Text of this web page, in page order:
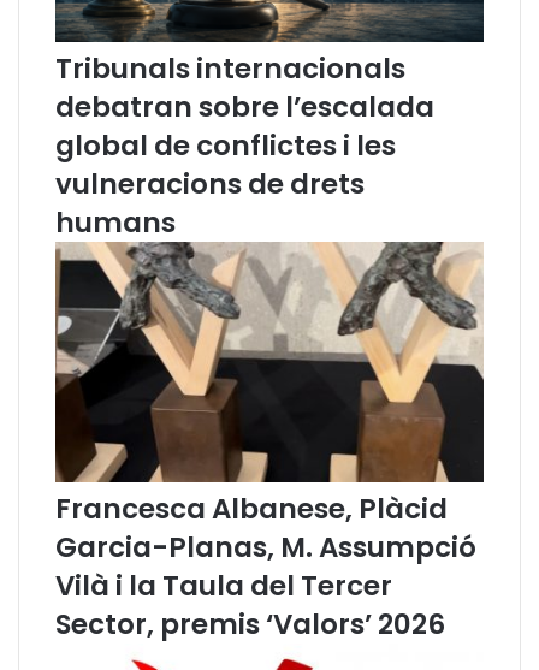
l
a
C
m
s
i
ó
d
L
l
e
n
e
l
e
s
a
t
a
n
a
Tribunals internacionals
debatran sobre l’escalada
global de conflictes i les
vulneracions de drets
humans
Francesca Albanese, Plàcid
Garcia-Planas, M. Assumpció
Vilà i la Taula del Tercer
Sector, premis ‘Valors’ 2026